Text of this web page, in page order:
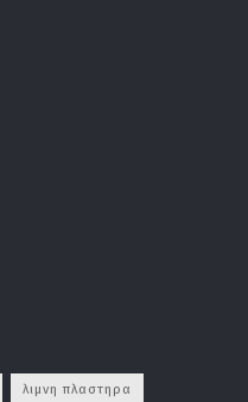
λιμνη πλαστηρα